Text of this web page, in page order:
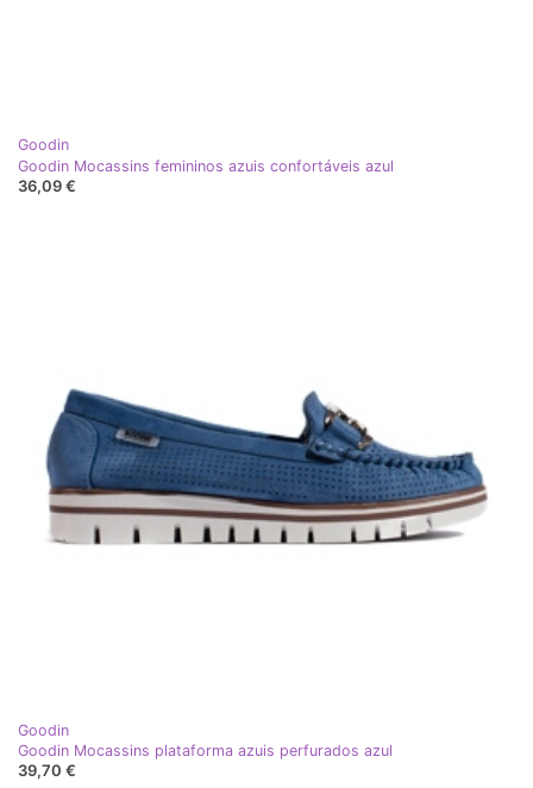
Goodin
Goodin Mocassins femininos azuis confortáveis azul
36,09 €
Goodin
Goodin Mocassins plataforma azuis perfurados azul
39,70 €